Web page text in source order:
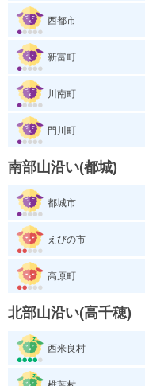
西都市
新富町
川南町
門川町
南部山沿い(都城)
都城市
えびの市
高原町
北部山沿い(高千穂)
西米良村